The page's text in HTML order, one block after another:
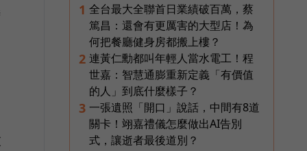
1 全台最大全聯首日業績破百萬，蔡
篤昌：還會有更厲害的大型店！為
何把餐廳健身房都搬上樓？
2 連黃仁勳都叫年輕人當水電工！程
世嘉：智慧通膨重新定義「有價值
的人」到底什麼樣子？
3 一張遺照「開口」說話，中間有8道
關卡！翊嘉禮儀怎麼做出AI告別
式，讓逝者最後道別？